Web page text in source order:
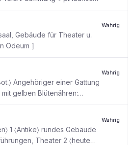
Gebäude für Theater u.
Odeum ]
Wahrig
Angehöriger einer Gattung
gelben Blütenähren:
Wahrig
1 〈Antike〉 rundes Gebäude
Theater 2 〈heute
Wahrig